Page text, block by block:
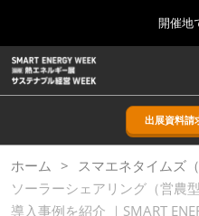
ッ
プ
し
進
む
to
close
the
開催地
2026年09月
幕張メッセゲ
出展資料請
ホーム
スマエネタイムズ
ソーラーシェアリング（営農
導入事例を紹介 ｜SMART